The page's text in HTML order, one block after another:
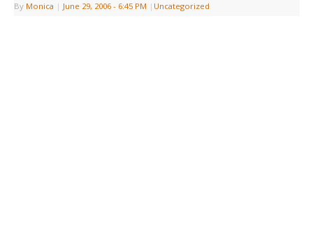
By Monica | June 29, 2006 - 6:45 PM | Uncategorized